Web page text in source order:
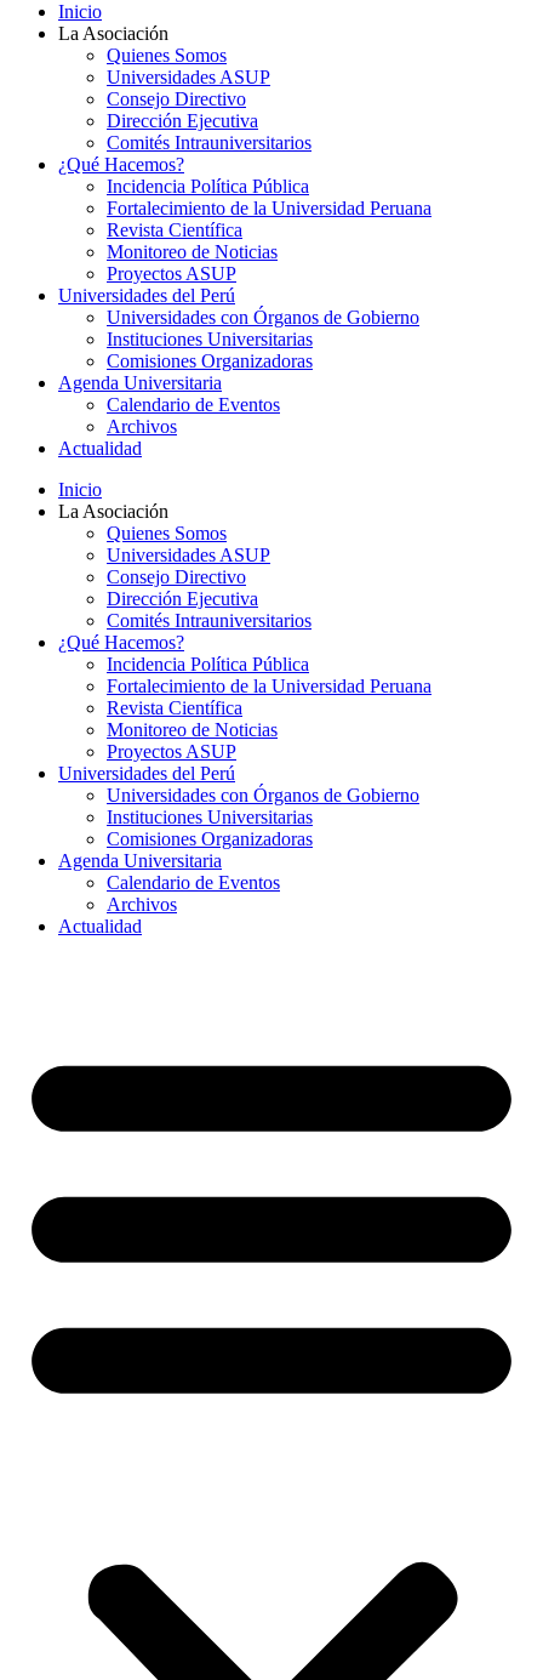
Inicio
La Asociación
Quienes Somos
Universidades ASUP
Consejo Directivo
Dirección Ejecutiva
Comités Intrauniversitarios
¿Qué Hacemos?
Incidencia Política Pública
Fortalecimiento de la Universidad Peruana
Revista Científica
Monitoreo de Noticias
Proyectos ASUP
Universidades del Perú
Universidades con Órganos de Gobierno
Instituciones Universitarias
Comisiones Organizadoras
Agenda Universitaria
Calendario de Eventos
Archivos
Actualidad
Inicio
La Asociación
Quienes Somos
Universidades ASUP
Consejo Directivo
Dirección Ejecutiva
Comités Intrauniversitarios
¿Qué Hacemos?
Incidencia Política Pública
Fortalecimiento de la Universidad Peruana
Revista Científica
Monitoreo de Noticias
Proyectos ASUP
Universidades del Perú
Universidades con Órganos de Gobierno
Instituciones Universitarias
Comisiones Organizadoras
Agenda Universitaria
Calendario de Eventos
Archivos
Actualidad